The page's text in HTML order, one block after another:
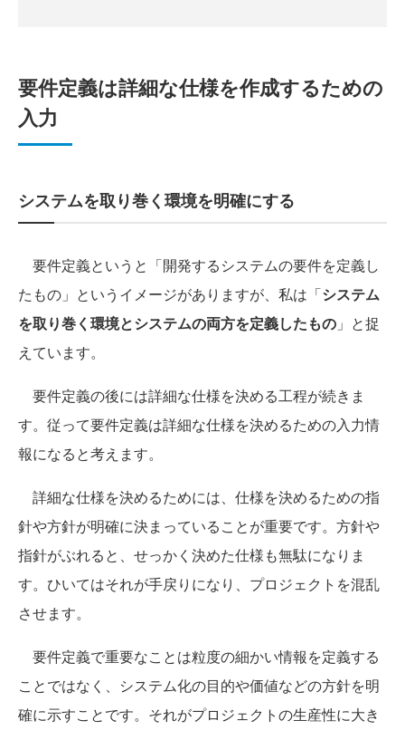
要件定義は詳細な仕様を作成するための
入力
システムを取り巻く環境を明確にする
要件定義というと「開発するシステムの要件を定義し
たもの」というイメージがありますが、私は「システム
を取り巻く環境とシステムの両方を定義したもの 」と捉
えています。
要件定義の後には詳細な仕様を決める工程が続きま
す。従って要件定義は詳細な仕様を決めるための入力情
報になると考えます。
詳細な仕様を決めるためには、仕様を決めるための指
針や方針が明確に決まっていることが重要です。方針や
指針がぶれると、せっかく決めた仕様も無駄になりま
す。ひいてはそれが手戻りになり、プロジェクトを混乱
させます。
要件定義で重要なことは粒度の細かい情報を定義する
ことではなく、システム化の目的や価値などの方針を明
確に示すことです。それがプロジェクトの生産性に大き